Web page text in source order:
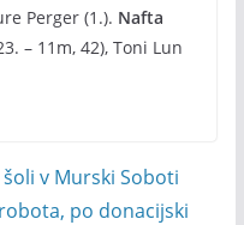
Perger (1.). Nafta
– 11m, 42), Toni Lun
v Murski Soboti
po donacijski